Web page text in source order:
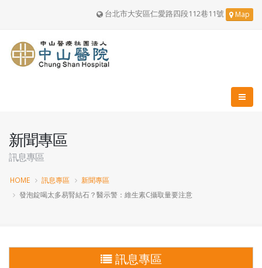
台北市大安區仁愛路四段112巷11號 Map
新聞專區
訊息專區
HOME 訊息專區
新聞專區
發泡錠喝太多易腎結石？醫示警：維生素C攝取量要注意
訊息專區